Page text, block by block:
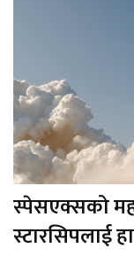
स्पेसएक्सको
स्टारसिपलाई